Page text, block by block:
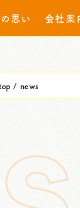
思い 会社案
news